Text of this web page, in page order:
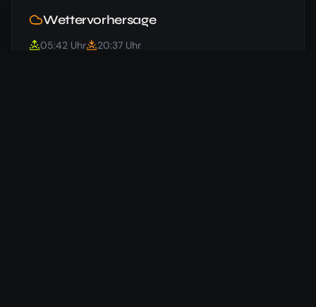
Wettervorhersage
05:42 Uhr 20:37 Uhr